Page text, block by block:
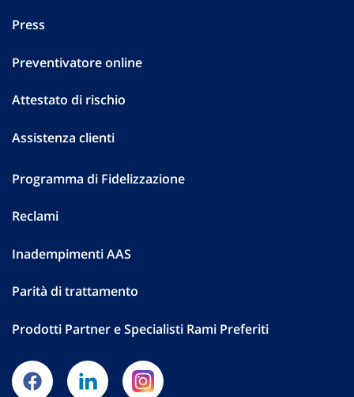
Press
Preventivatore online
Attestato di rischio
Assistenza clienti
Programma di Fidelizzazione
Reclami
Inadempimenti AAS
Parità di trattamento
Prodotti Partner e Specialisti Rami Preferiti